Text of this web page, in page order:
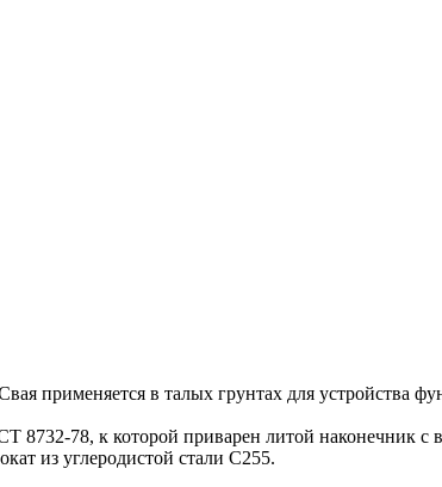
применяется в талых грунтах для устройства
78, к которой приварен литой наконечник с
из углеродистой стали С255.